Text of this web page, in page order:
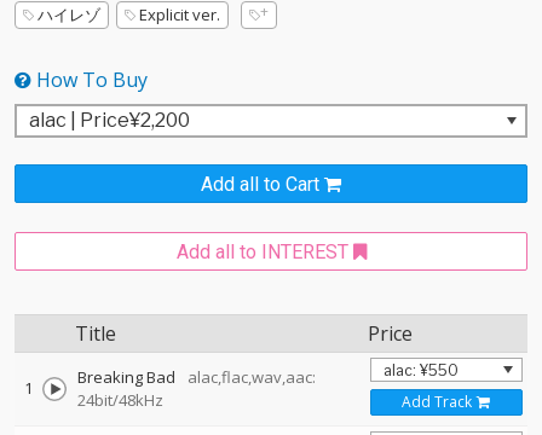
ハイレゾ
Explicit ver.
How To Buy
Add all to Cart
Add all to INTEREST
Title Price
1 Breaking Bad
alac,flac,wav,aac:
24bit/48kHz
Add Track